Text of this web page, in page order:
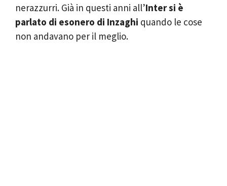
nerazzurri. Già in questi anni all’Inter si è
parlato di esonero di Inzaghi quando le cose
non andavano per il meglio.